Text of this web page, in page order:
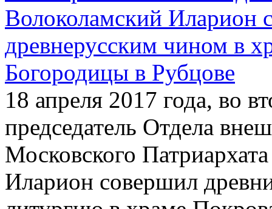
Волоколамский Иларион
древнерусским чином в
Богородицы в Рубцове
18 апреля 2017 года, во
председатель Отдела
Московского
Иларион совершил